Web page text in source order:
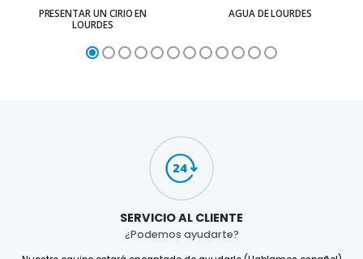
PRESENTAR UN CIRIO EN
LOURDES
AGUA DE LOURDES
SERVICIO AL CLIENTE
¿Podemos ayudarte?